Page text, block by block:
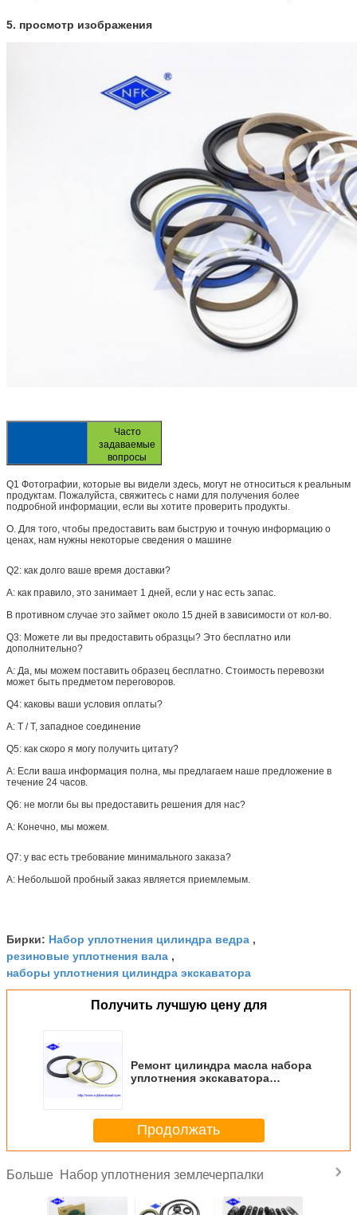
5. просмотр изображения
Часто
задаваемые
вопросы
Q1 Фотографии, которые вы видели здесь, могут не относиться к реальным
продуктам. Пожалуйста, свяжитесь с нами для получения более
подробной информации, если вы хотите проверить продукты.
О. Для того, чтобы предоставить вам быструю и точную информацию о
ценах, нам нужны некоторые сведения о машине
Q2: как долго ваше время доставки?
A: как правило, это занимает 1 дней, если у нас есть запас.
В противном случае это займет около 15 дней в зависимости от кол-во.
Q3: Можете ли вы предоставить образцы? Это бесплатно или
дополнительно?
A: Да, мы можем поставить образец бесплатно. Стоимость перевозки
может быть предметом переговоров.
Q4: каковы ваши условия оплаты?
A: T / T, западное соединение
Q5: как скоро я могу получить цитату?
A: Если ваша информация полна, мы предлагаем наше предложение в
течение 24 часов.
Q6: не могли бы вы предоставить решения для нас?
A: Конечно, мы можем.
Q7: у вас есть требование минимального заказа?
A: Небольшой пробный заказ является приемлемым.
Бирки: Набор уплотнения цилиндра ведра ,
резиновые уплотнения вала ,
наборы уплотнения цилиндра экскаватора
Получить лучшую цену для
Ремонт цилиндра масла набора
уплотнения экскаватора
Продолжать
Больше Набор уплотнения землечерпалки